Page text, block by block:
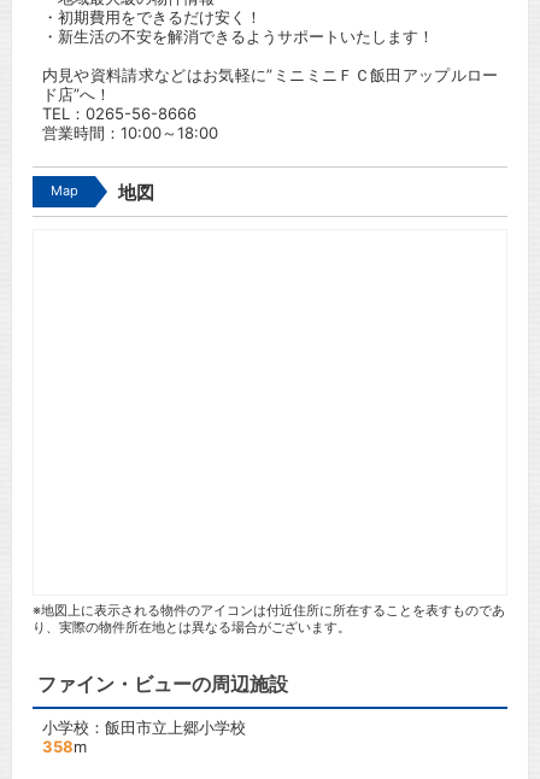
・初期費用をできるだけ安く！
・新生活の不安を解消できるようサポートいたします！
内見や資料請求などはお気軽に”ミニミニＦＣ飯田アップルロー
ド店”へ！
TEL： 0265-56-8666
営業時間：10:00～18:00
Map 地図
※地図上に表示される物件のアイコンは付近住所に所在することを表すものであ
り、実際の物件所在地とは異なる場合がございます。
ファイン・ビューの周辺施設
小学校：飯田市立上郷小学校
358m